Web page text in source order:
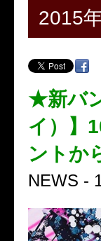
2015
★新バ
イ）】
ントか
NEWS -